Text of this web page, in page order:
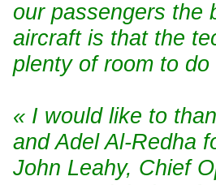
our passengers the
aircraft is that the
plenty of room to
« I would like to
and Adel Al-Redha
John Leahy, Chief